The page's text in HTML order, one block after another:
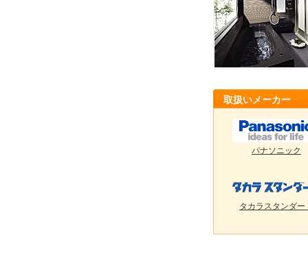
取扱いメーカー
パナソニック
タカラスタンダー